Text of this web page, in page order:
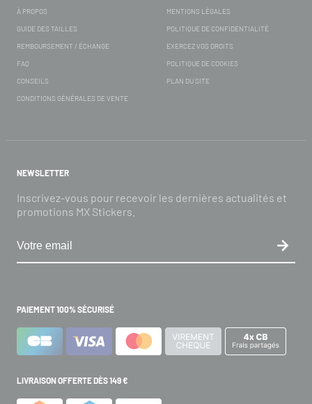
À PROPOS
GUIDE DES TAILLES
REMBOURSEMENT / ÉCHANGE
FAQ
CONSEILS
CONDITIONS GÉNÉRALES DE VENTE
MENTIONS LÉGALES
POLITIQUE DE CONFIDENTIALITÉ
EXERCEZ VOS DROITS
POLITIQUE DE COOKIES
PLAN DU SITE
NEWSLETTER
Inscrivez-vous pour recevoir les dernières actualités et
promotions MX Stickers.
PAIEMENT 100% SÉCURISÉ
LIVRAISON OFFERTE DÈS 149 €